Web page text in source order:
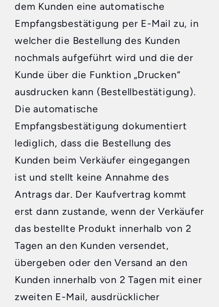
dem Kunden eine automatische
Empfangsbestätigung per E-Mail zu, in
welcher die Bestellung des Kunden
nochmals aufgeführt wird und die der
Kunde über die Funktion „Drucken“
ausdrucken kann (Bestellbestätigung).
Die automatische
Empfangsbestätigung dokumentiert
lediglich, dass die Bestellung des
Kunden beim Verkäufer eingegangen
ist und stellt keine Annahme des
Antrags dar. Der Kaufvertrag kommt
erst dann zustande, wenn der Verkäufer
das bestellte Produkt innerhalb von 2
Tagen an den Kunden versendet,
übergeben oder den Versand an den
Kunden innerhalb von 2 Tagen mit einer
zweiten E-Mail, ausdrücklicher